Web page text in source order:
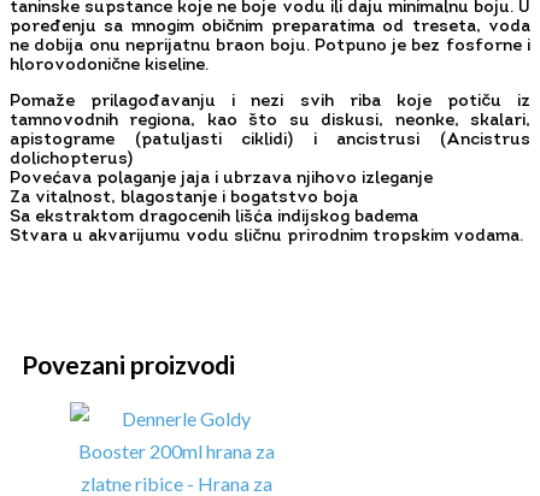
taninske supstance koje ne boje vodu ili daju minimalnu boju. U
poređenju sa mnogim običnim preparatima od treseta, voda
ne dobija onu neprijatnu braon boju. Potpuno je bez fosforne i
hlorovodonične kiseline.
Pomaže prilagođavanju i nezi svih riba koje potiču iz
tamnovodnih regiona, kao što su diskusi, neonke, skalari,
apistograme (patuljasti ciklidi) i ancistrusi (Ancistrus
dolichopterus)
Povećava polaganje jaja i ubrzava njihovo izleganje
Za vitalnost, blagostanje i bogatstvo boja
Sa ekstraktom dragocenih lišća indijskog badema
Stvara u akvarijumu vodu sličnu prirodnim tropskim vodama.
Povezani proizvodi